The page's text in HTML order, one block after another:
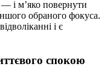
— і м’яко повернути
обраного фокуса.
і є
спокою